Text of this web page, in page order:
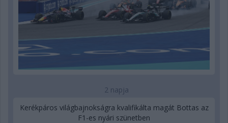
2 napja
Kerékpáros világbajnokságra kvalifikálta magát Bottas az
F1-es nyári szünetben